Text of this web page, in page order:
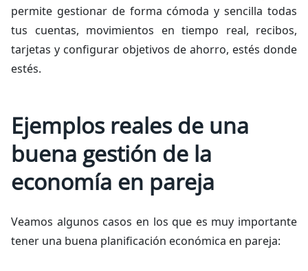
permite gestionar de forma cómoda y sencilla todas
tus cuentas, movimientos en tiempo real, recibos,
tarjetas y configurar objetivos de ahorro, estés donde
estés.
Ejemplos reales de una
buena gestión de la
economía en pareja
Veamos algunos casos en los que es muy importante
tener una buena planificación económica en pareja: